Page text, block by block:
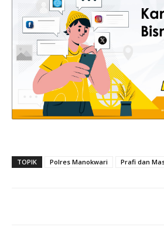
TOPIK Polres Manokwari Prafi dan